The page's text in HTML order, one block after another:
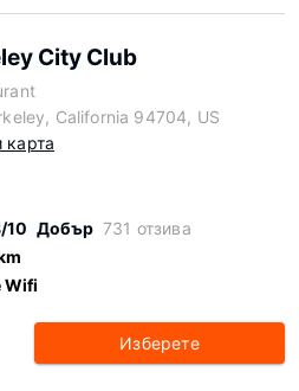
City Club
California 94704, US
10 Добър 731 отзива
Wifi
Изберете